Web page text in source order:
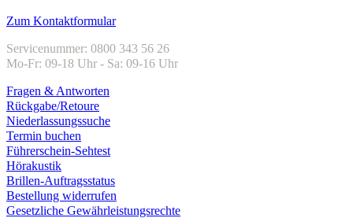
Zum Kontaktformular
Servicenummer: 0800 343 56 26
Mo-Fr: 09-18 Uhr - Sa: 09-16 Uhr
Fragen & Antworten
Rückgabe/Retoure
Niederlassungssuche
Termin buchen
Führerschein-Sehtest
Hörakustik
Brillen-Auftragsstatus
Bestellung widerrufen
Gesetzliche Gewährleistungsrechte